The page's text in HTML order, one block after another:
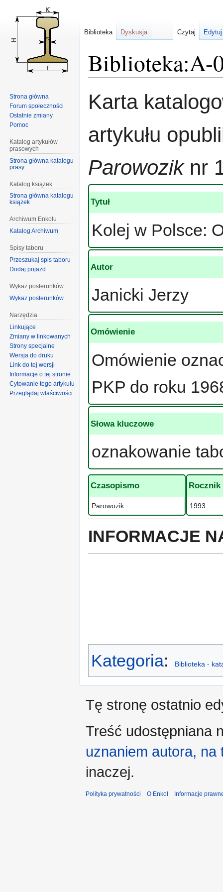
Biblioteka:A-
do
do
Karta
artykułu
Parowoziknr
Tytuł
Kolej w Polsce:
Autor
Janicki Jerzy
Omówienie
Omówienie
PKP do roku
Słowa kluczowe
oznakowanie
Czasopismo
Parowozik
Rocznik
1993
INFORMACJE
Kategoria: Biblioteka -
Biblioteka Dyskusja Czytaj
Strona główna
Forum społeczności
Ostatnie zmiany
Pomoc
Katalog artykułów
prasowych
Strona główna katalogu
prasy
Katalog książek
Strona główna katalogu
książek
Archiwum Enkolu
Katalog Archiwum
Spisy taboru
Przeszukaj spis taboru
Dodaj pojazd
Wykaz posterunków
Wykaz posterunków
Narzędzia
Linkujące
Zmiany w linkowanych
Strony specjalne
Wersja do druku
Link do tej wersji
Informacje o tej stronie
Cytowanie tego artykułu
Przeglądaj właściwości
Tę stronę ostatnio
Treść udostępniana
uznaniem autora,
inaczej.
Polityka prywatności O Enkol Informacje